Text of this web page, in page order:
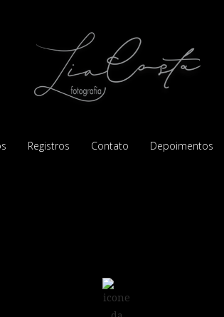
Registros Contato Depoimentos